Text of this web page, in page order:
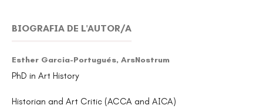
BIOGRAFIA DE L'AUTOR/A
Esther Garcia-Portugués, ArsNostrum
PhD in Art History
Historian and Art Critic (ACCA and AICA)